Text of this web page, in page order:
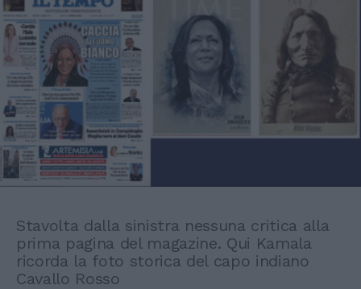
Stavolta dalla sinistra nessuna critica alla
prima pagina del magazine. Qui Kamala
ricorda la foto storica del capo indiano
Cavallo Rosso